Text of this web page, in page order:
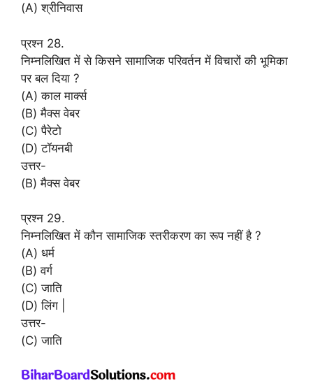
(A) श्रीनिवास
प्रश्न 28.
निम्नलिखित में से किसने सामाजिक परिवर्तन में विचारों की भूमिका
पर बल दिया ?
(A) काल मार्क्स
(B) मैक्स वेबर
(C) पैरेटो
(D) टॉयनबी
उत्तर-
(B) मैक्स वेबर
प्रश्न 29.
निम्नलिखित में कौन सामाजिक स्तरीकरण का रूप नहीं है ?
(A) धर्म
(B) वर्ग
(C) जाति
(D) लिंग |
उत्तर-
(C) जाति